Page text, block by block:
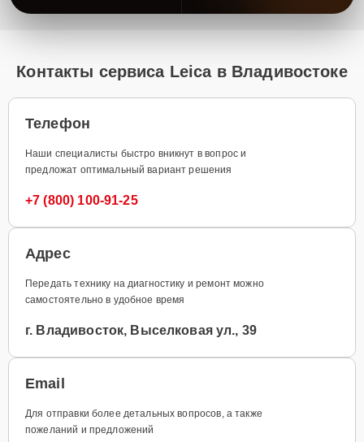
Контакты сервиса Leica в Владивостоке
Телефон
Наши специалисты быстро вникнут в вопрос и
предложат оптимальный вариант решения
+7 (800) 100-91-25
Адрес
Передать технику на диагностику и ремонт можно
самостоятельно в удобное время
г. Владивосток, Выселковая ул., 39
Email
Для отправки более детальных вопросов, а также
пожеланий и предложений